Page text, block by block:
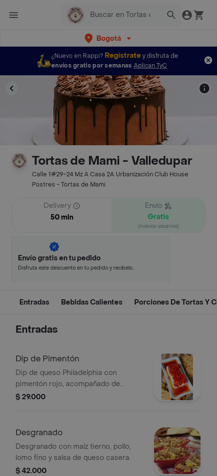
Bogotá
¿Nuevo en Rappi? Regístratey disfruta de
envíos gratis por semanas Aplican TyC
Tortas de Mami - Valledupar
Calle 1#29-24 Mz A Casa 2A Urbanización Club House
Postres - Tortas de Mami
Delivery
50 min
Envío
Gratis
(nuevos usuarios)
Envío gratis en tu pedido
Disfruta este descuento en tu pedido y recíbelo
Entradas Bebidas Calientes Porciones De Tortas Y
Entradas
Dip de Pimentón
Dip de queso Philadelphia con
pimentón rojo, acompañado de
galletas saladas.
$ 29.000
Desgranado
Desgranado con maíz tierno, pollo,
lomo fino y salsa de queso casera.
$ 42.000